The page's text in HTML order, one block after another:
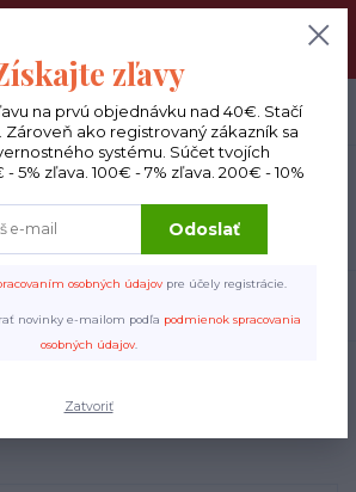
: Od 30€ objednávky (Packeta BOX ), 50€
PROGRAME!
Menu
EUR
- GUAVA
zľavy
na prvú objednávku nad 40€. Stačí
Zároveň ako registrovaný zákazník sa
systému. Súčet tvojích
5% zľava. 100€ - 7% zľava. 200€ - 10%
Odoslať
osobných údajov pre účely registrácie.
novinky e-mailom podľa podmienok spracovania
osobných údajov.
Zatvoriť